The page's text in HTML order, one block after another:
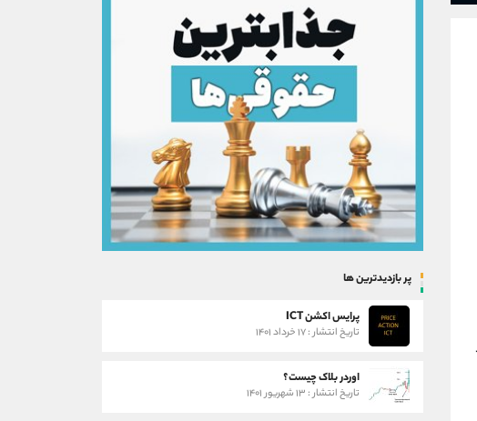
پر بازدیدترین ها
پرایس اکشن ICT
تاریخ انتشار : ۱۷ خرداد ۱۴۰۱
اوردر بلاک چیست؟
تاریخ انتشار : ۱۳ شهریور ۱۴۰۱